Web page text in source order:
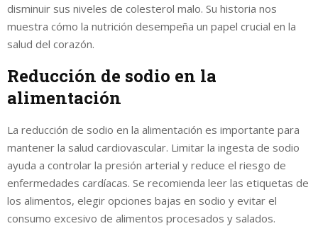
disminuir sus niveles de colesterol malo. Su historia nos
muestra cómo la nutrición desempeña un papel crucial en la
salud del corazón.
Reducción de sodio en la
alimentación
La reducción de sodio en la alimentación es importante para
mantener la salud cardiovascular. Limitar la ingesta de sodio
ayuda a controlar la presión arterial y reduce el riesgo de
enfermedades cardíacas. Se recomienda leer las etiquetas de
los alimentos, elegir opciones bajas en sodio y evitar el
consumo excesivo de alimentos procesados y salados.